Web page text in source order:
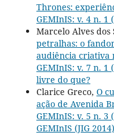
Thrones:
GEMInIS: v. 4 n. 1
Marcelo Alves dos
petralhas: o
audiência criativa
GEMInIS: v. 7 n. 1
livre do que?
Clarice Greco, O
ação de Avenida
GEMInIS: v. 5 n.
GEMInIS (JIG